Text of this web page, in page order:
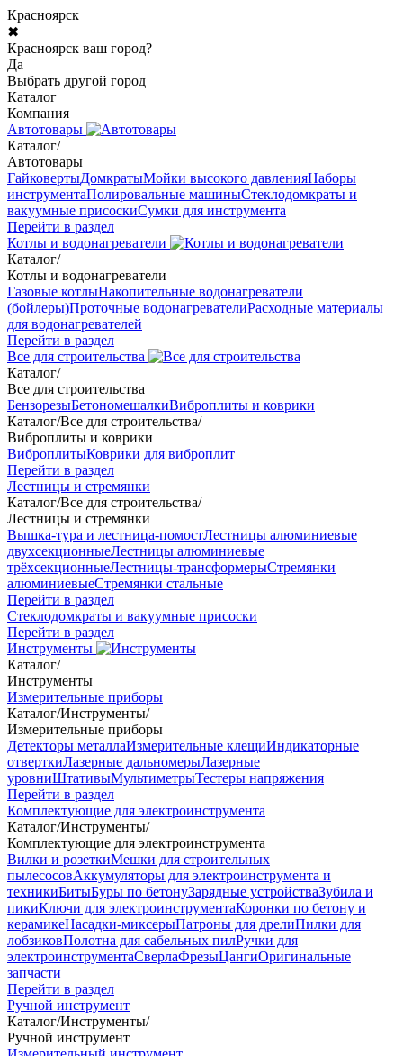
Красноярск
✖
Красноярск ваш город?
Да
Выбрать другой город
Каталог
Компания
Автотовары
Каталог/
Автотовары
ГайковертыДомкратыМойки высокого давленияНаборы
инструментаПолировальные машиныСтеклодомкраты и
вакуумные присоскиСумки для инструмента
Перейти в раздел
Котлы и водонагреватели
Каталог/
Котлы и водонагреватели
Газовые котлыНакопительные водонагреватели
(бойлеры)Проточные водонагревателиРасходные материалы
для водонагревателей
Перейти в раздел
Все для строительства
Каталог/
Все для строительства
БензорезыБетономешалкиВиброплиты и коврики
Каталог/Все для строительства/
Виброплиты и коврики
ВиброплитыКоврики для виброплит
Перейти в раздел
Лестницы и стремянки
Каталог/Все для строительства/
Лестницы и стремянки
Вышка-тура и лестница-помостЛестницы алюминиевые
двухсекционныеЛестницы алюминиевые
трёхсекционныеЛестницы-трансформерыСтремянки
алюминиевыеСтремянки стальные
Перейти в раздел
Стеклодомкраты и вакуумные присоски
Перейти в раздел
Инструменты
Каталог/
Инструменты
Измерительные приборы
Каталог/Инструменты/
Измерительные приборы
Детекторы металлаИзмерительные клещиИндикаторные
отверткиЛазерные дальномерыЛазерные
уровниШтативыМультиметрыТестеры напряжения
Перейти в раздел
Комплектующие для электроинструмента
Каталог/Инструменты/
Комплектующие для электроинструмента
Вилки и розеткиМешки для строительных
пылесосовАккумуляторы для электроинструмента и
техникиБитыБуры по бетонуЗарядные устройстваЗубила и
пикиКлючи для электроинструментаКоронки по бетону и
керамикеНасадки-миксерыПатроны для дрелиПилки для
лобзиковПолотна для сабельных пилРучки для
электроинструментаСверлаФрезыЦангиОригинальные
запчасти
Перейти в раздел
Ручной инструмент
Каталог/Инструменты/
Ручной инструмент